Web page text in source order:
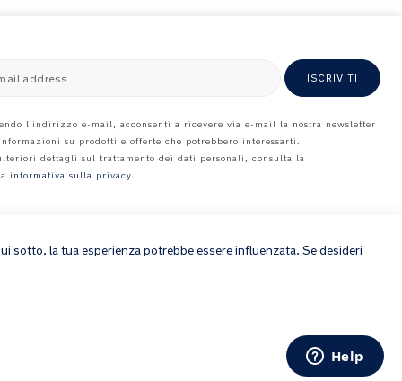
address ISCRIVITI
l’indirizzo e-mail, acconsenti a ricevere via e-mail la nostra newsletter
su prodotti e offerte che potrebbero interessarti.
dettagli sul trattamento dei dati personali, consulta la
informativa sulla privacy.
sotto, la tua esperienza potrebbe essere influenzata. Se desideri